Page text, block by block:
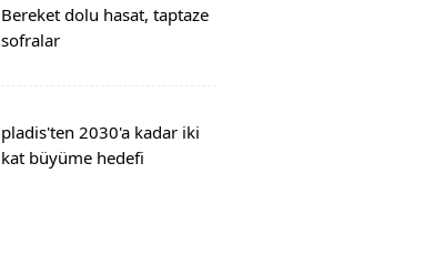
Bereket dolu hasat, taptaze
sofralar
pladis'ten 2030'a kadar iki
kat büyüme hedefi